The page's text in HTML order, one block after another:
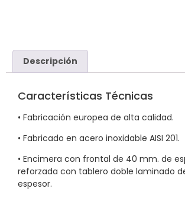
Descripción
Características Técnicas
• Fabricación europea de alta calidad.
• Fabricado en acero inoxidable AISI 201.
• Encimera con frontal de 40 mm. de
reforzada con tablero doble laminado
espesor.